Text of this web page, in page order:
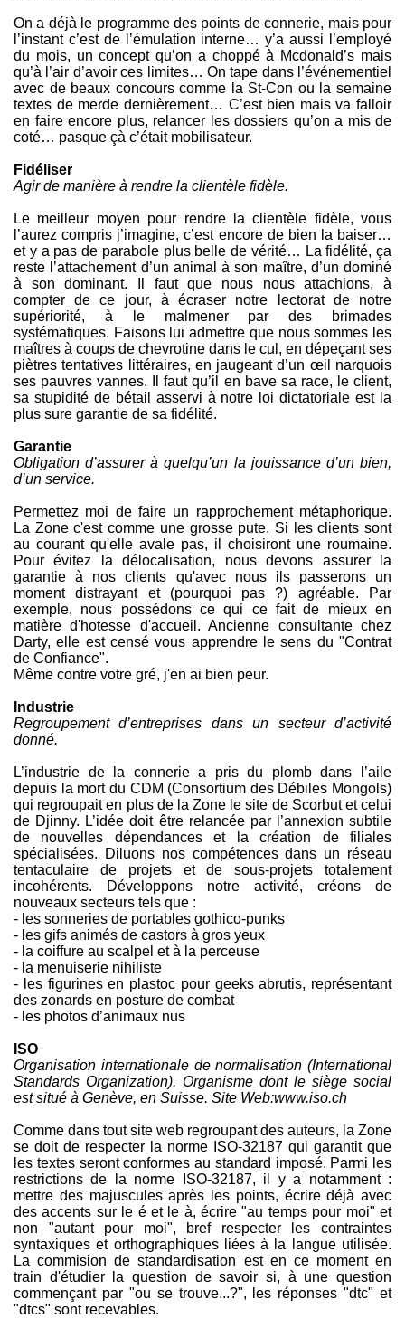
On a déjà le programme des points de connerie, mais pour
l’instant c’est de l’émulation interne… y’a aussi l’employé
du mois, un concept qu’on a choppé à Mcdonald’s mais
qu’à l’air d’avoir ces limites… On tape dans l’événementiel
avec de beaux concours comme la St-Con ou la semaine
textes de merde dernièrement… C’est bien mais va falloir
en faire encore plus, relancer les dossiers qu’on a mis de
coté… pasque çà c’était mobilisateur.
Fidéliser
Agir de manière à rendre la clientèle fidèle.
Le meilleur moyen pour rendre la clientèle fidèle, vous
l’aurez compris j’imagine, c’est encore de bien la baiser…
et y a pas de parabole plus belle de vérité… La fidélité, ça
reste l’attachement d’un animal à son maître, d’un dominé
à son dominant. Il faut que nous nous attachions, à
compter de ce jour, à écraser notre lectorat de notre
supériorité, à le malmener par des brimades
systématiques. Faisons lui admettre que nous sommes les
maîtres à coups de chevrotine dans le cul, en dépeçant ses
piètres tentatives littéraires, en jaugeant d’un œil narquois
ses pauvres vannes. Il faut qu’il en bave sa race, le client,
sa stupidité de bétail asservi à notre loi dictatoriale est la
plus sure garantie de sa fidélité.
Garantie
Obligation d’assurer à quelqu’un la jouissance d’un bien,
d’un service.
Permettez moi de faire un rapprochement métaphorique.
La Zone c'est comme une grosse pute. Si les clients sont
au courant qu'elle avale pas, il choisiront une roumaine.
Pour évitez la délocalisation, nous devons assurer la
garantie à nos clients qu'avec nous ils passerons un
moment distrayant et (pourquoi pas ?) agréable. Par
exemple, nous possédons ce qui ce fait de mieux en
matière d'hotesse d'accueil. Ancienne consultante chez
Darty, elle est censé vous apprendre le sens du "Contrat
de Confiance".
Même contre votre gré, j'en ai bien peur.
Industrie
Regroupement d’entreprises dans un secteur d’activité
donné.
L’industrie de la connerie a pris du plomb dans l’aile
depuis la mort du CDM (Consortium des Débiles Mongols)
qui regroupait en plus de la Zone le site de Scorbut et celui
de Djinny. L’idée doit être relancée par l’annexion subtile
de nouvelles dépendances et la création de filiales
spécialisées. Diluons nos compétences dans un réseau
tentaculaire de projets et de sous-projets totalement
incohérents. Développons notre activité, créons de
nouveaux secteurs tels que :
- les sonneries de portables gothico-punks
- les gifs animés de castors à gros yeux
- la coiffure au scalpel et à la perceuse
- la menuiserie nihiliste
- les figurines en plastoc pour geeks abrutis, représentant
des zonards en posture de combat
- les photos d’animaux nus
ISO
Organisation internationale de normalisation (International
Standards Organization). Organisme dont le siège social
est situé à Genève, en Suisse. Site Web:www.iso.ch
Comme dans tout site web regroupant des auteurs, la Zone
se doit de respecter la norme ISO-32187 qui garantit que
les textes seront conformes au standard imposé. Parmi les
restrictions de la norme ISO-32187, il y a notamment :
mettre des majuscules après les points, écrire déjà avec
des accents sur le é et le à, écrire "au temps pour moi" et
non "autant pour moi", bref respecter les contraintes
syntaxiques et orthographiques liées à la langue utilisée.
La commision de standardisation est en ce moment en
train d'étudier la question de savoir si, à une question
commençant par "ou se trouve...?", les réponses "dtc" et
"dtcs" sont recevables.